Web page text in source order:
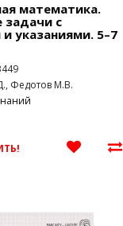
математика.
задачи с
указаниями. 5–7
Федотов М.В.